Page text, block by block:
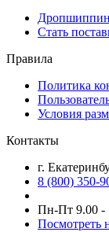
Стать
Правила
Политика
Условия
Контакты
г.
8 (800) 350-
Пн-Пт 9.00 -
Посмотреть